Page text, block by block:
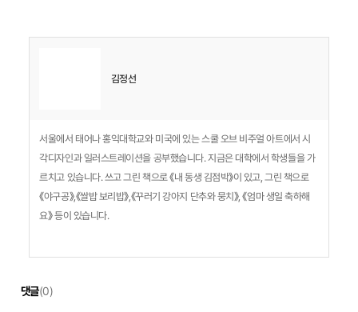
김정선
서울에서 태어나 홍익대학교와 미국에 있는 스쿨 오브 비주얼 아트에서 시
각디자인과 일러스트레이션을 공부했습니다. 지금은 대학에서 학생들을 가
르치고 있습니다. 쓰고 그린 책으로 《내 동생 김점박》이 있고, 그린 책으로
《야구공》,《쌀밥 보리밥》,《꾸러기 강아지 단추와 뭉치》, 《엄마 생일 축하해
요》 등이 있습니다.
댓글(0)